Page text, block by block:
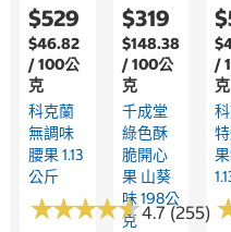
$529
$46.82
/ 100公
克
科克蘭
無調味
腰果 1.13
公斤
★★★★★
★★★★★4.7 (255)
$319
$148.38
/ 100公
克
千成堂
綠色酥
脆開心
果 山葵
味 198公
克
/
克